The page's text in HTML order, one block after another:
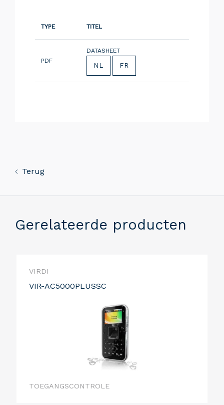
TYPE TITEL
PDF
DATASHEET
NL FR
Terug
Gerelateerde producten
VIRDI
VIR-AC5000PLUSSC
TOEGANGSCONTROLE